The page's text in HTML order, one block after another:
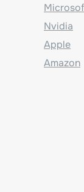
Nvidia
Apple
Amazon